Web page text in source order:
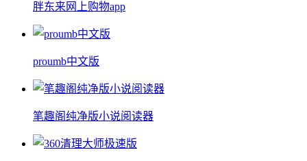
胖东来网上购物app
proumb中文版
笔趣阁纯净版小说阅读器